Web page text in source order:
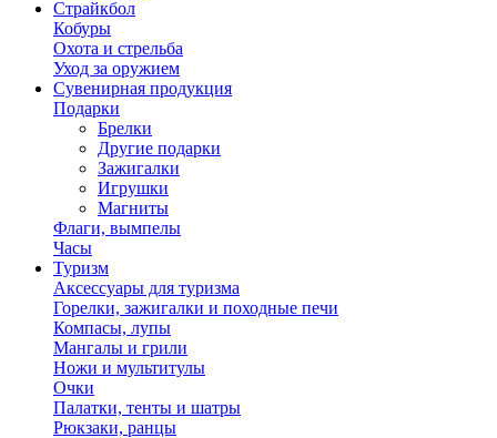
Страйкбол
Кобуры
Охота и стрельба
Уход за оружием
Сувенирная продукция
Подарки
Брелки
Другие подарки
Зажигалки
Игрушки
Магниты
Флаги, вымпелы
Часы
Туризм
Аксессуары для туризма
Горелки, зажигалки и походные печи
Компасы, лупы
Мангалы и грили
Ножи и мультитулы
Очки
Палатки, тенты и шатры
Рюкзаки, ранцы